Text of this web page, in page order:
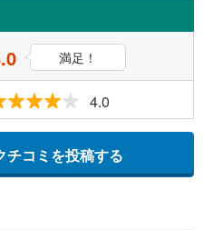
満足！
4.0
チコミを投稿する